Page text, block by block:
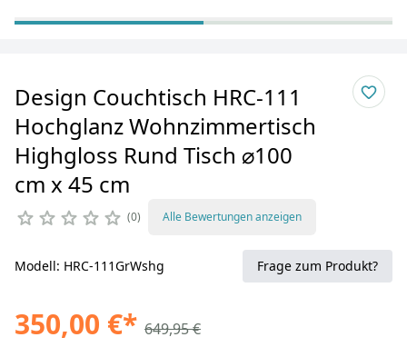
Design Couchtisch HRC-111
Hochglanz Wohnzimmertisch
Highgloss Rund Tisch ⌀100
cm x 45 cm
0 Alle Bewertungen anzeigen
Modell: HRC-111GrWshg Frage zum Produkt?
350,00 €* 649,95 €